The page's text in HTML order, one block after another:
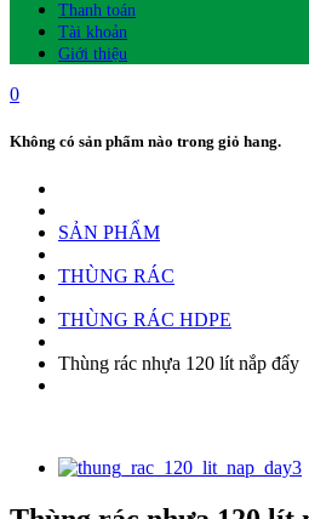
Thanh toán
Tài khoản
Giới thiệu
0
Không có sản phẩm nào trong giỏ hang.
SẢN PHẨM
THÙNG RÁC
THÙNG RÁC HDPE
Thùng rác nhựa 120 lít nắp đẩy